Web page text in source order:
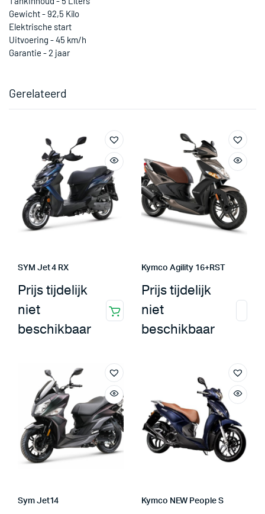
Gewicht - 92,5 Kilo
Elektrische start
Uitvoering - 45 km/h
Garantie - 2 jaar
Gerelateerd
SYM Jet 4 RX
Prijs tijdelijk
niet
beschikbaar
Kymco Agility 16+RST
Prijs tijdelijk
niet
beschikbaar
Sym Jet14 Kymco NEW People S